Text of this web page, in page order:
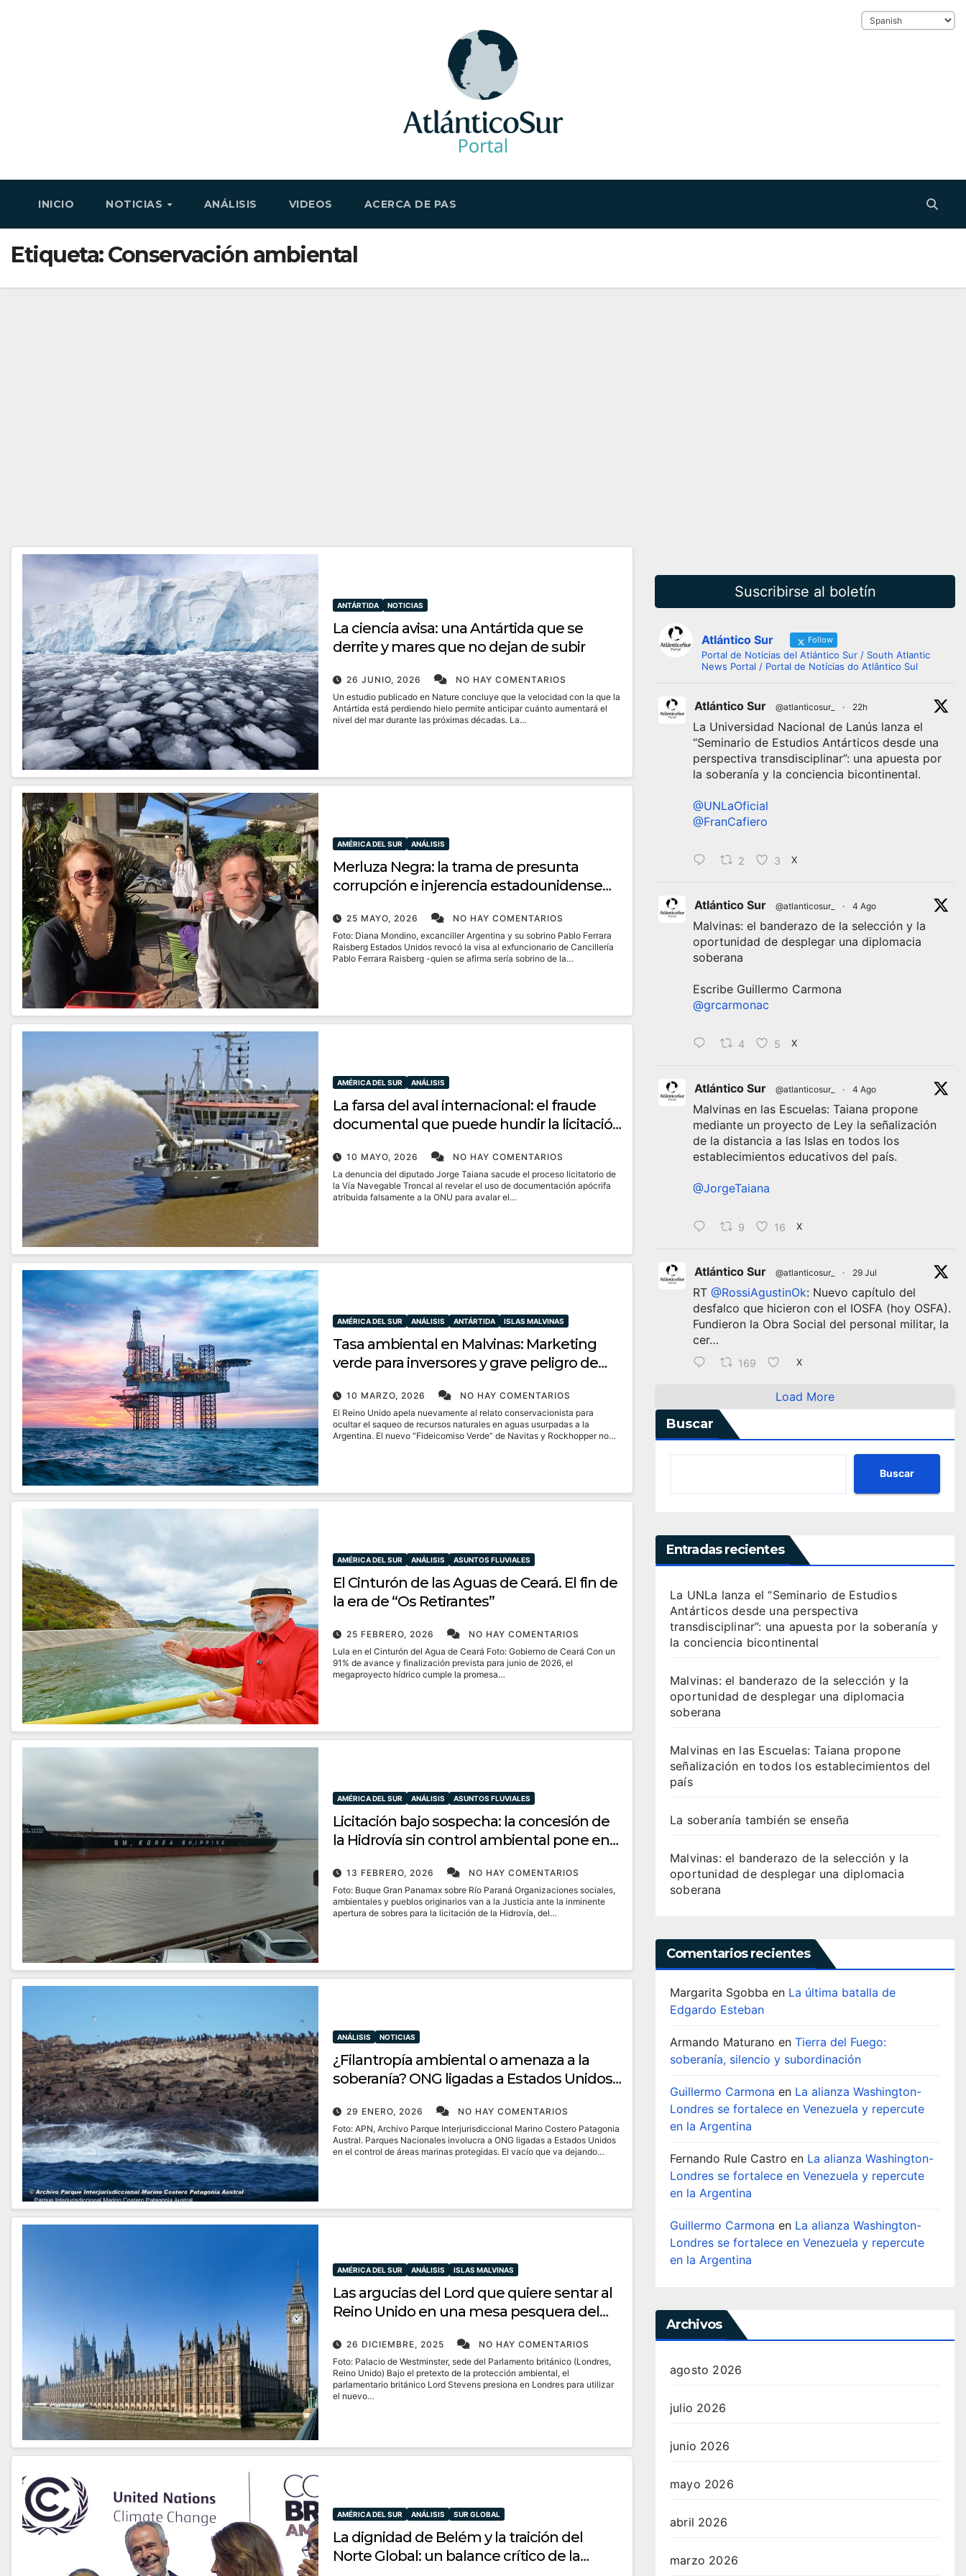
Skip
content
INICIO NOTICIAS ANÁLISIS VIDEOS ACERCA DE PAS
Etiqueta:Conservación ambiental
ANTÁRTIDA NOTICIAS
La ciencia avisa: una Antártida que se
derrite y mares que no dejan de subir
26 JUNIO, 2026
NO HAY COMENTARIOS
Un estudio publicado en Nature concluye que la velocidad con la que la
Antártida está perdiendo hielo permite anticipar cuánto aumentará el
nivel del mar durante las próximas décadas. La…
AMÉRICA DEL SUR ANÁLISIS
Merluza Negra: la trama de presunta
corrupción e injerencia estadounidense
25 MAYO, 2026
NO HAY COMENTARIOS
Foto: Diana Mondino, excanciller Argentina y su sobrino Pablo Ferrara
Raisberg Estados Unidos revocó la visa al exfuncionario de Cancillería
Pablo Ferrara Raisberg -quien se afirma sería sobrino de la…
AMÉRICA DEL SUR ANÁLISIS
La farsa del aval internacional: el fraude
documental que puede hundir la licitación
10 MAYO, 2026
NO HAY COMENTARIOS
La denuncia del diputado Jorge Taiana sacude el proceso licitatorio de
la Vía Navegable Troncal al revelar el uso de documentación apócrifa
atribuida falsamente a la ONU para avalar el…
AMÉRICA DEL SUR ANÁLISIS ANTÁRTIDA ISLAS MALVINAS
Tasa ambiental en Malvinas: Marketing
verde para inversores y grave peligro de
10 MARZO, 2026
NO HAY COMENTARIOS
El Reino Unido apela nuevamente al relato conservacionista para
ocultar el saqueo de recursos naturales en aguas usurpadas a la
Argentina. El nuevo “Fideicomiso Verde” de Navitas y Rockhopper no…
AMÉRICA DEL SUR ANÁLISIS ASUNTOS FLUVIALES
El Cinturón de las Aguas de Ceará. El fin de
la era de “Os Retirantes”
25 FEBRERO, 2026
NO HAY COMENTARIOS
Lula en el Cinturón del Agua de Ceará Foto: Gobierno de Ceará Con un
91% de avance y finalización prevista para junio de 2026, el
megaproyecto hídrico cumple la promesa…
AMÉRICA DEL SUR ANÁLISIS ASUNTOS FLUVIALES
Licitación bajo sospecha: la concesión de
la Hidrovía sin control ambiental pone en
13 FEBRERO, 2026
NO HAY COMENTARIOS
Foto: Buque Gran Panamax sobre Río Paraná Organizaciones sociales,
ambientales y pueblos originarios van a la Justicia ante la inminente
apertura de sobres para la licitación de la Hidrovía, del…
ANÁLISIS NOTICIAS
¿Filantropía ambiental o amenaza a la
soberanía? ONG ligadas a Estados Unidos
protegidas
29 ENERO, 2026
NO HAY COMENTARIOS
Foto: APN, Archivo Parque Interjurisdiccional Marino Costero Patagonia
Austral. Parques Nacionales involucra a ONG ligadas a Estados Unidos
en el control de áreas marinas protegidas. El vacío que va dejando…
AMÉRICA DEL SUR ANÁLISIS ISLAS MALVINAS
Las argucias del Lord que quiere sentar al
Reino Unido en una mesa pesquera del
26 DICIEMBRE, 2025
NO HAY COMENTARIOS
Foto: Palacio de Westminster, sede del Parlamento británico (Londres,
Reino Unido) Bajo el pretexto de la protección ambiental, el
parlamentario británico Lord Stevens presiona en Londres para utilizar
el nuevo…
AMÉRICA DEL SUR ANÁLISIS SUR GLOBAL
La dignidad de Belém y la traición del
Norte Global: un balance crítico de la
Suscribirse al boletín
Atlántico Sur Follow
Portal de Noticias del Atlántico Sur / South Atlantic
News Portal / Portal de Notícias do Atlântico Sul
Atlántico Sur @atlanticosur_ · 22h
La Universidad Nacional de Lanús lanza el
“Seminario de Estudios Antárticos desde una
perspectiva transdisciplinar”: una apuesta por
la soberanía y la conciencia bicontinental.
@UNLaOficial
@FranCafiero
2 3 X
Atlántico Sur @atlanticosur_ · 4 Ago
Malvinas: el banderazo de la selección y la
oportunidad de desplegar una diplomacia
soberana
Escribe Guillermo Carmona
@grcarmonac
4 5 X
Atlántico Sur @atlanticosur_ · 4 Ago
Malvinas en las Escuelas: Taiana propone
mediante un proyecto de Ley la señalización
de la distancia a las Islas en todos los
establecimientos educativos del país.
@JorgeTaiana
9 16 X
Atlántico Sur @atlanticosur_ · 29 Jul
RT @RossiAgustinOk: Nuevo capítulo del
desfalco que hicieron con el IOSFA (hoy OSFA).
Fundieron la Obra Social del personal militar, la
cer…
169 X
Load More
Buscar
Buscar
Entradas recientes
La UNLa lanza el “Seminario de Estudios
Antárticos desde una perspectiva
transdisciplinar”: una apuesta por la soberanía y
la conciencia bicontinental
Malvinas: el banderazo de la selección y la
oportunidad de desplegar una diplomacia
soberana
Malvinas en las Escuelas: Taiana propone
señalización en todos los establecimientos del
país
La soberanía también se enseña
Malvinas: el banderazo de la selección y la
oportunidad de desplegar una diplomacia
soberana
Comentarios recientes
Margarita Sgobba en La última batalla de
Edgardo Esteban
Armando Maturano en Tierra del Fuego:
soberanía, silencio y subordinación
Guillermo Carmona en La alianza Washington-
Londres se fortalece en Venezuela y repercute
en la Argentina
Fernando Rule Castro en La alianza Washington-
Londres se fortalece en Venezuela y repercute
en la Argentina
Guillermo Carmona en La alianza Washington-
Londres se fortalece en Venezuela y repercute
en la Argentina
Archivos
agosto 2026
julio 2026
junio 2026
mayo 2026
abril 2026
marzo 2026